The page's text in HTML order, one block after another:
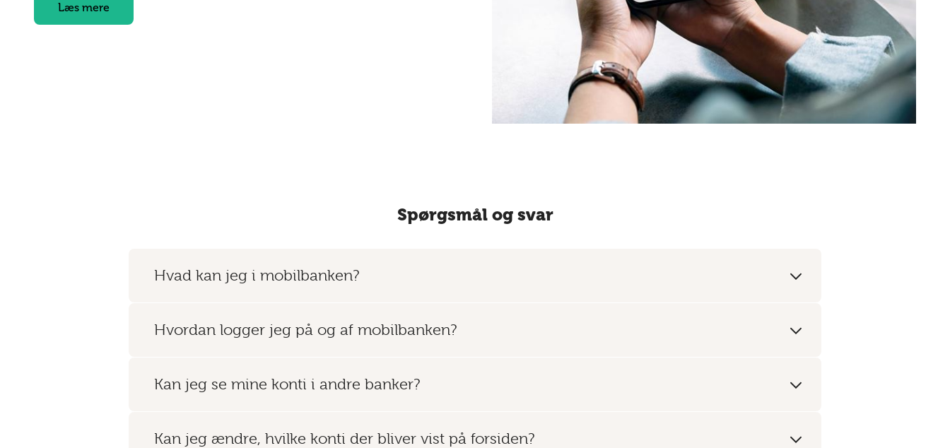
Læs mere
Spørgsmål og svar
Hvad kan jeg i mobilbanken?
Hvordan logger jeg på og af mobilbanken?
Kan jeg se mine konti i andre banker?
Kan jeg ændre, hvilke konti der bliver vist på forsiden?